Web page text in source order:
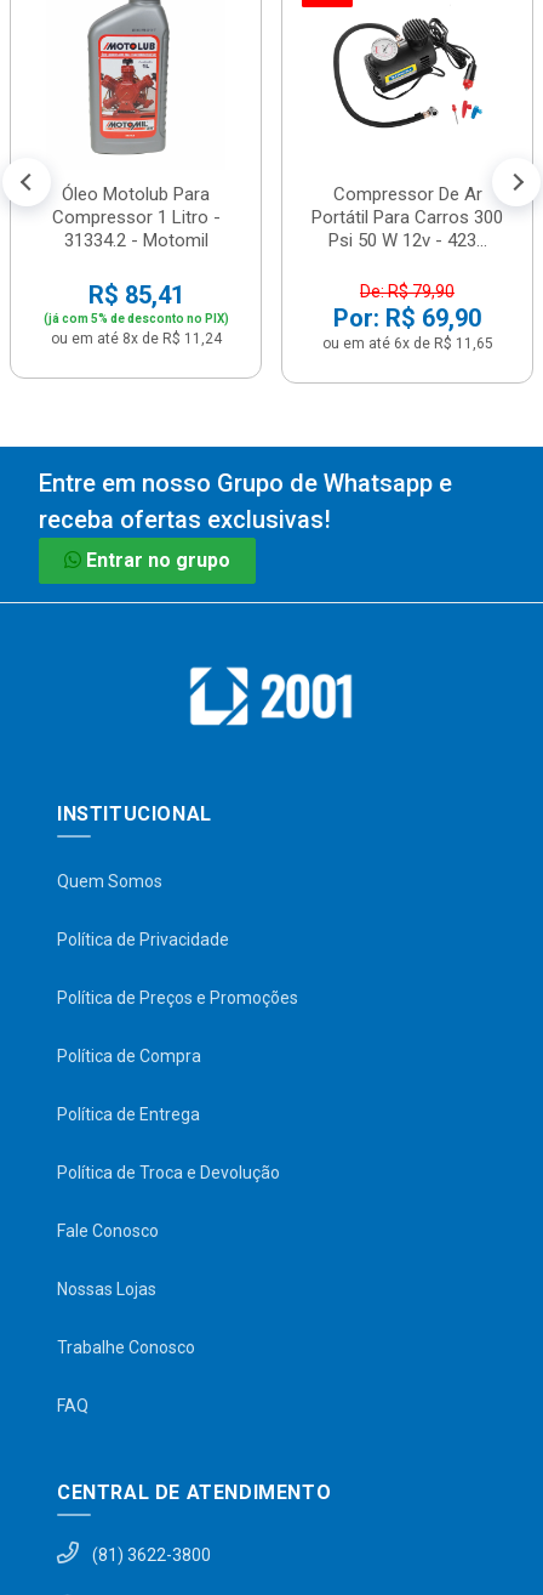
Óleo Motolub Para
Compressor 1 Litro -
31334.2 - Motomil
R$ 85,41
(já com 5% de desconto no PIX)
ou em até 8x de R$ 11,24
Compressor De Ar
Portátil Para Carros 300
Psi 50 W 12v - 423...
De: R$ 79,90
Por: R$ 69,90
ou em até 6x de R$ 11,65
Entre em nosso Grupo de Whatsapp e
receba ofertas exclusivas!
Entrar no grupo
INSTITUCIONAL
Quem Somos
Política de Privacidade
Política de Preços e Promoções
Política de Compra
Política de Entrega
Política de Troca e Devolução
Fale Conosco
Nossas Lojas
Trabalhe Conosco
FAQ
CENTRAL DE ATENDIMENTO
(81) 3622-3800